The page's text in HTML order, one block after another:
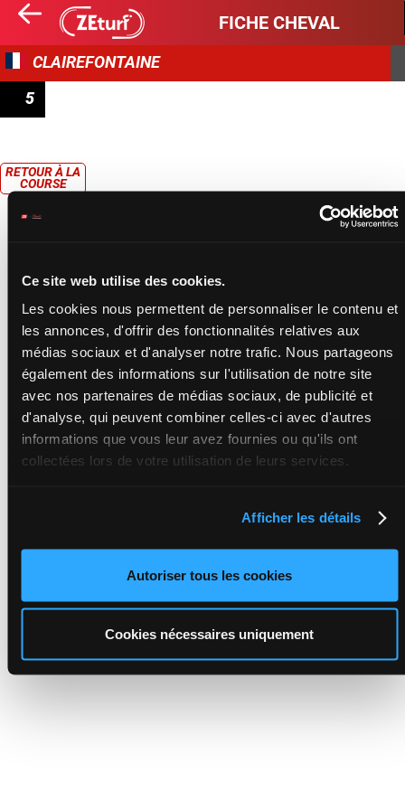
Ce site web utilise des cookies.
Les cookies nous permettent de personnaliser le contenu et
les annonces, d'offrir des fonctionnalités relatives aux
médias sociaux et d'analyser notre trafic. Nous partageons
également des informations sur l'utilisation de notre site
avec nos partenaires de médias sociaux, de publicité et
d'analyse, qui peuvent combiner celles-ci avec d'autres
informations que vous leur avez fournies ou qu'ils ont
collectées lors de votre utilisation de leurs services.
Afficher les détails
Autoriser tous les cookies
Cookies nécessaires uniquement
FICHE CHEVAL
CLAIREFONTAINE
5
RETOUR À LA
COURSE